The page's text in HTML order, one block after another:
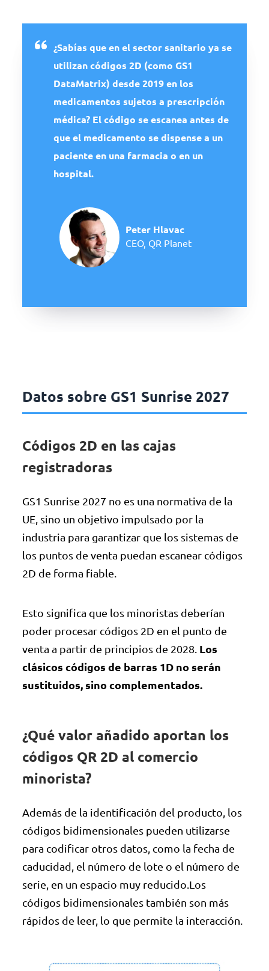
¿Sabías que en el sector sanitario ya se
utilizan códigos 2D (como GS1
DataMatrix) desde 2019 en los
medicamentos sujetos a prescripción
médica? El código se escanea antes de
que el medicamento se dispense a un
paciente en una farmacia o en un
hospital.
Peter Hlavac
CEO, QR Planet
Datos sobre GS1 Sunrise 2027
Códigos 2D en las cajas
registradoras
GS1 Sunrise 2027 no es una normativa de la
UE, sino un objetivo impulsado por la
industria para garantizar que los sistemas de
los puntos de venta puedan escanear códigos
2D de forma fiable.
Esto significa que los minoristas deberían
poder procesar códigos 2D en el punto de
venta a partir de principios de 2028. Los
clásicos códigos de barras 1D no serán
sustituidos, sino complementados.
¿Qué valor añadido aportan los
códigos QR 2D al comercio
minorista?
Además de la identificación del producto, los
códigos bidimensionales pueden utilizarse
para codificar otros datos, como la fecha de
caducidad, el número de lote o el número de
serie, en un espacio muy reducido.Los
códigos bidimensionales también son más
rápidos de leer, lo que permite la interacción.